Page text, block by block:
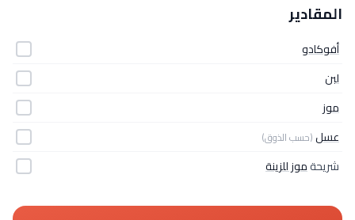
المقادير
أفوكادو
لبن
موز
عسل(حسب الذوق)
شريحةموز للزينة